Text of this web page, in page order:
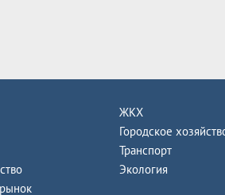
ЖКХ
Городское
Транспорт
Экология